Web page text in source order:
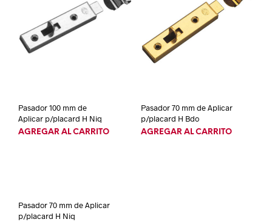
Pasador 100 mm de
Aplicar p/placard H Niq
AGREGAR AL CARRITO
Pasador 70 mm de Aplicar
p/placard H Bdo
AGREGAR AL CARRITO
Pasador 70 mm de Aplicar
p/placard H Niq